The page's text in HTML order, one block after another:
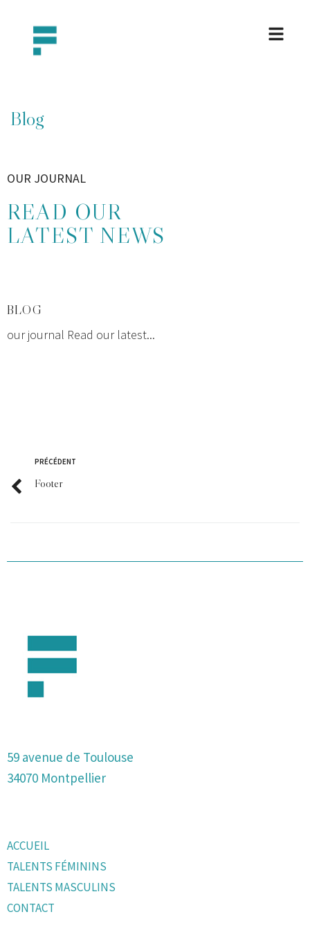
Blog
OUR JOURNAL
READ OUR
LATEST NEWS
BLOG
our journal Read our latest...
PRÉCÉDENT
Footer
ACCUEIL
TALENTS FÉMININS
TALENTS MASCULINS
CONTACT
59 avenue de Toulouse
34070 Montpellier